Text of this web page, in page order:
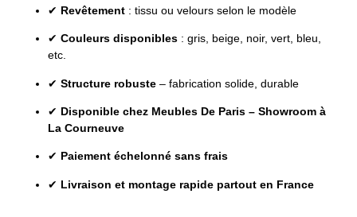
✔ Revêtement : tissu ou velours selon le modèle
✔ Couleurs disponibles : gris, beige, noir, vert, bleu,
etc.
✔ Structure robuste – fabrication solide, durable
✔ Disponible chez Meubles De Paris – Showroom à
La Courneuve
✔ Paiement échelonné sans frais
✔ Livraison et montage rapide partout en France